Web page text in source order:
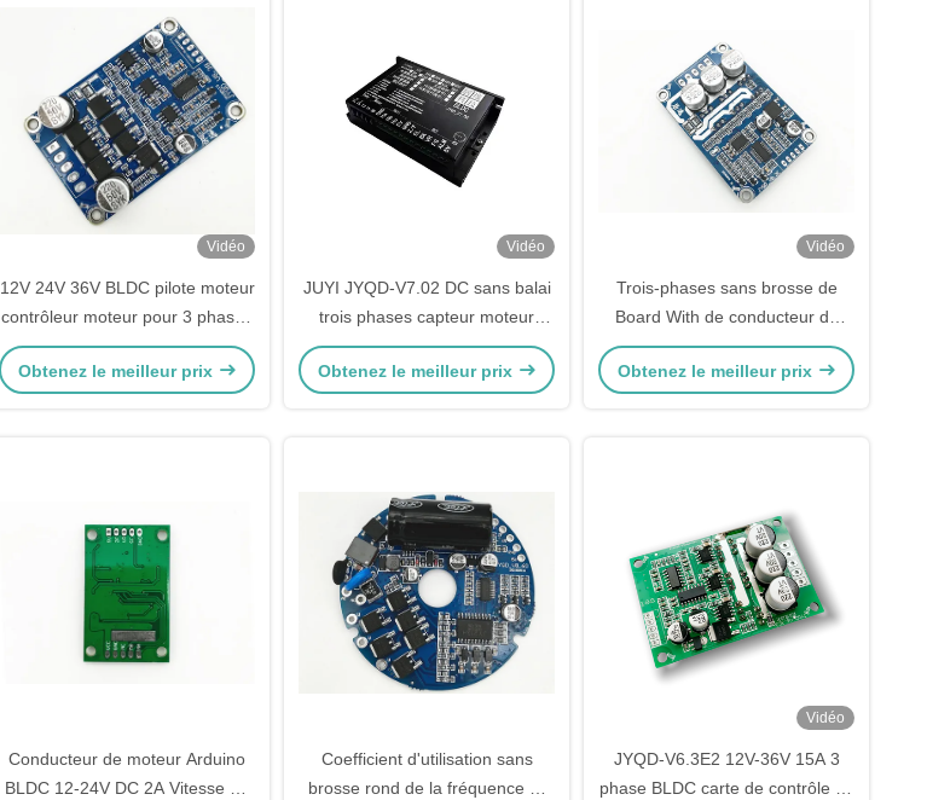
Vidéo
12V 24V 36V BLDC pilote moteur
contrôleur moteur pour 3 phases
sans capteur moteur CC JYQD-
V8.3B
Obtenez le meilleur prix
Vidéo
JUYI JYQD-V7.02 DC sans balai
trois phases capteur moteur
pilote tableau de bord à basse
tension régulateur moteur haute
Obtenez le meilleur prix
Vidéo
Trois-phases sans brosse de
Board With de conducteur de
contrôleur de moteur de 12V-36V
JUYI pour le moteur sans brosse
Obtenez le meilleur prix
Conducteur de moteur Arduino
BLDC 12-24V DC 2A Vitesse de
Coefficient d'utilisation sans
brosse rond de la fréquence 1-
Vidéo
JYQD-V6.3E2 12V-36V 15A 3
phase BLDC carte de contrôle de